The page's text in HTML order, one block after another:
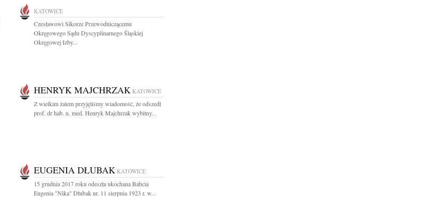
KATOWICE
Czesławowi Sikorze Przewodniczącemu
Okręgowego Sądu Dyscyplinarnego Śląskiej
Okręgowej Izby...
HENRYK MAJCHRZAK KATOWICE
Z wielkim żalem przyjęliśmy wiadomość, że odszedł
prof. dr hab. n. med. Henryk Majchrzak wybitny...
EUGENIA DŁUBAK KATOWICE
15 grudnia 2017 roku odeszła ukochana Babcia
Eugenia "Nika" Dłubak ur. 11 sierpnia 1923 r. w...